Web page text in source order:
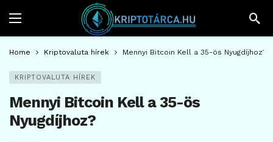
Home Kriptovaluta hírek Mennyi Bitcoin Kell a 35-ös Nyugdíjhoz?
KRIPTOVALUTA HÍREK
Mennyi Bitcoin Kell a 35-ös
Nyugdíjhoz?